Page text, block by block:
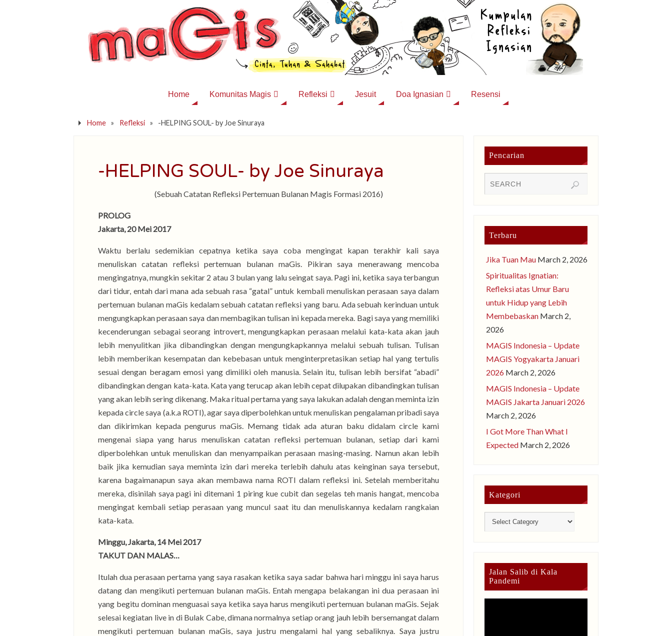
Home Komunitas Magis Refleksi Jesuit Doa Ignasian Resensi
Home » Refleksi » -HELPING SOUL- by Joe Sinuraya
-HELPING SOUL- by Joe Sinuraya
(Sebuah Catatan Refleksi Pertemuan Bulanan Magis Formasi 2016)
PROLOG
Jakarta, 20 Mei 2017
Waktu berlalu sedemikian cepatnya ketika saya coba mengingat kapan terakhir kali saya
menuliskan catatan refleksi pertemuan bulanan maGis. Pikiran saya menerawang mencoba
mengingatnya, mungkin sekitar 2 atau 3 bulan yang lalu seingat saya. Pagi ini, ketika saya terbangun
dari tidur, entah dari mana ada sebuah rasa “gatal” untuk kembali menuliskan perasaan saya dalam
pertemuan bulanan maGis kedalam sebuah catatan refleksi yang baru. Ada sebuah kerinduan untuk
mengungkapkan perasaan saya dan membagikan tulisan ini kepada mereka. Bagi saya yang memiliki
kecenderungan sebagai seorang introvert, mengungkapkan perasaan melalui kata-kata akan jauh
lebih menyulitkan jika dibandingkan dengan mengungkapkannya melalui sebuah tulisan. Tulisan
lebih memberikan kesempatan dan kebebasan untuk menginterpretasikan setiap hal yang tertulis
sesuai dengan beragam emosi yang dimiliki oleh manusia. Selain itu, tulisan lebih bersifat “abadi”
dibandingkan dengan kata-kata. Kata yang terucap akan lebih cepat dilupakan dibandingkan tulisan
yang akan lebih sering dikenang. Maka ritual pertama yang saya lakukan adalah dengan meminta izin
kepada circle saya (a.k.a ROTI), agar saya diperbolehkan untuk menuliskan pengalaman pribadi saya
dan dikirimkan kepada pengurus maGis. Memang tidak ada aturan baku didalam circle kami
mengenai siapa yang harus menuliskan catatan refleksi pertemuan bulanan, setiap dari kami
diperbolehkan untuk menuliskan dan menyampaikan perasaan masing-masing. Namun akan lebih
baik jika kemudian saya meminta izin dari mereka terlebih dahulu atas keinginan saya tersebut,
karena bagaimanapun saya akan membawa nama ROTI dalam refleksi ini. Setelah memberitahu
mereka, disinilah saya pagi ini ditemani 1 piring kue cubit dan segelas teh manis hangat, mencoba
mengingat kembali setiap perasaan yang muncul saat itu dan menuliskannya kedalam rangkaian
kata-kata.
Minggu, Jakarta, 14 Mei 2017
TAKUT DAN MALAS…
Itulah dua perasaan pertama yang saya rasakan ketika saya sadar bahwa hari minggu ini saya harus
datang dan mengikuti pertemuan bulanan maGis. Entah mengapa belakangan ini dua perasaan ini
yang begitu dominan menguasai saya ketika saya harus mengikuti pertemuan bulanan maGis. Sejak
selesai kegiatan live in di Bulak Cabe, dimana normalnya setiap orang jauh lebih bersemangat dalam
mengikuti pertemuan bulanan maGis, saya justru mengalami hal yang sebaliknya. Saya justru
Pencarian
Terbaru
Jika Tuan Mau March 2, 2026
Spiritualitas Ignatian:
Refleksi atas Umur Baru
untuk Hidup yang Lebih
Membebaskan March 2,
2026
MAGIS Indonesia – Update
MAGIS Yogyakarta Januari
2026 March 2, 2026
MAGIS Indonesia – Update
MAGIS Jakarta Januari 2026
March 2, 2026
I Got More Than What I
Expected March 2, 2026
Kategori
Jalan Salib di Kala
Pandemi